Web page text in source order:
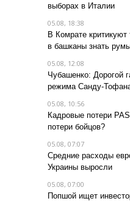
выборах в Италии
05.08, 18:38
В Комрате критикуют
в башканы знать
05.08, 12:08
Чубашенко: Дорогой
режима Санду-
05.08, 10:56
Кадровые потери
потери бойцов?
05.08, 07:07
Средние расходы
Украины выросли
05.08, 07:00
Попшой ищет